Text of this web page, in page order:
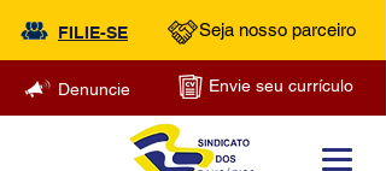
FILIE-SE Seja nosso parceiro
Denuncie Envie seu currículo